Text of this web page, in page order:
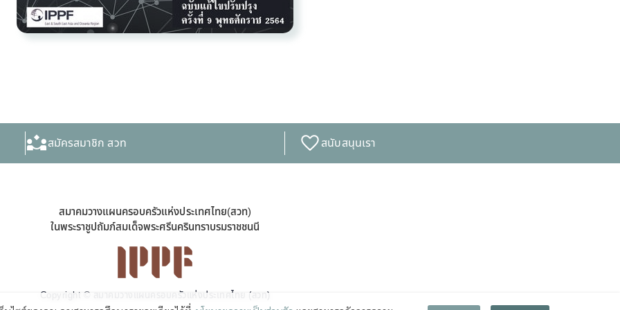
สมัครสมาชิก สวท สนับสนุนเรา
สมาคมวางแผนครอบครัวแห่งประเทศไทย(สวท)
ในพระราชูปถัมภ์สมเด็จพระศรีนครินทราบรมราชชนนี
Copyright © สมาคมวางแผนครอบครัวแห่งประเทศไทย (สวท)